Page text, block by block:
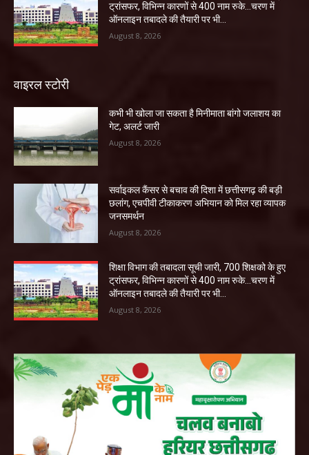
ट्रांसफर, विभिन्न कारणों से 400 नाम रुके…चरण में
ऑनलाइन तबादले की तैयारी पर भी...
August 8, 2026
वाइरल स्टोरी
कभी भी खोला जा सकता है मिनीमाता बांगो जलाशय का
गेट, अलर्ट जारी
August 8, 2026
सर्वाइकल कैंसर से बचाव की दिशा में छत्तीसगढ़ की बड़ी
छलांग, एचपीवी टीकाकरण अभियान को मिल रहा व्यापक
जनसमर्थन
August 8, 2026
शिक्षा विभाग की तबादला सूची जारी, 700 शिक्षको के हुए
ट्रांसफर, विभिन्न कारणों से 400 नाम रुके…चरण में
ऑनलाइन तबादले की तैयारी पर भी...
August 8, 2026